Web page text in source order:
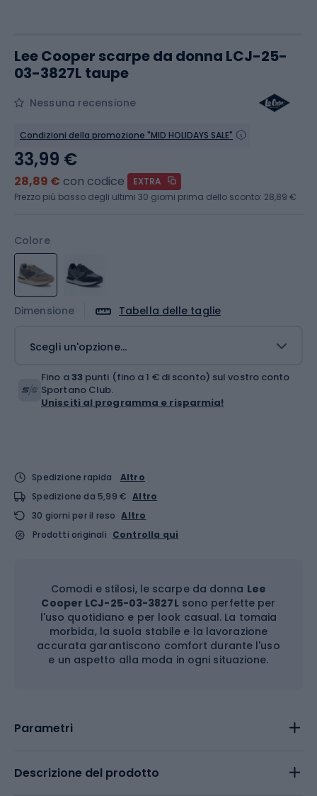
Lee Cooper scarpe da donna LCJ-25-
03-3827L taupe
Nessuna recensione
Condizioni della promozione "MID HOLIDAYS SALE"
Colore
Dimensione Tabella delle taglie
Scegli un'opzione...
33,99 €
28,89 € con codice
EXTRA
Prezzo più basso degli ultimi 30 giorni prima dello sconto: 28,89 €
Fino a33 punti (fino a 1 € di sconto) sul vostro conto
Sportano Club.
Unisciti al programma e risparmia!
Spedizione rapida
Altro
Spedizione da 5,99 € Altro
30 giorni per il reso Altro
Prodotti originali Controlla qui
Comodi e stilosi, le scarpe da donna Lee
Cooper LCJ-25-03-3827Lsono perfette per
l'uso quotidiano e per look casual. La tomaia
morbida, la suola stabile e la lavorazione
accurata garantiscono comfort durante l'uso
e un aspetto alla moda in ogni situazione.
Parametri
Descrizione del prodotto